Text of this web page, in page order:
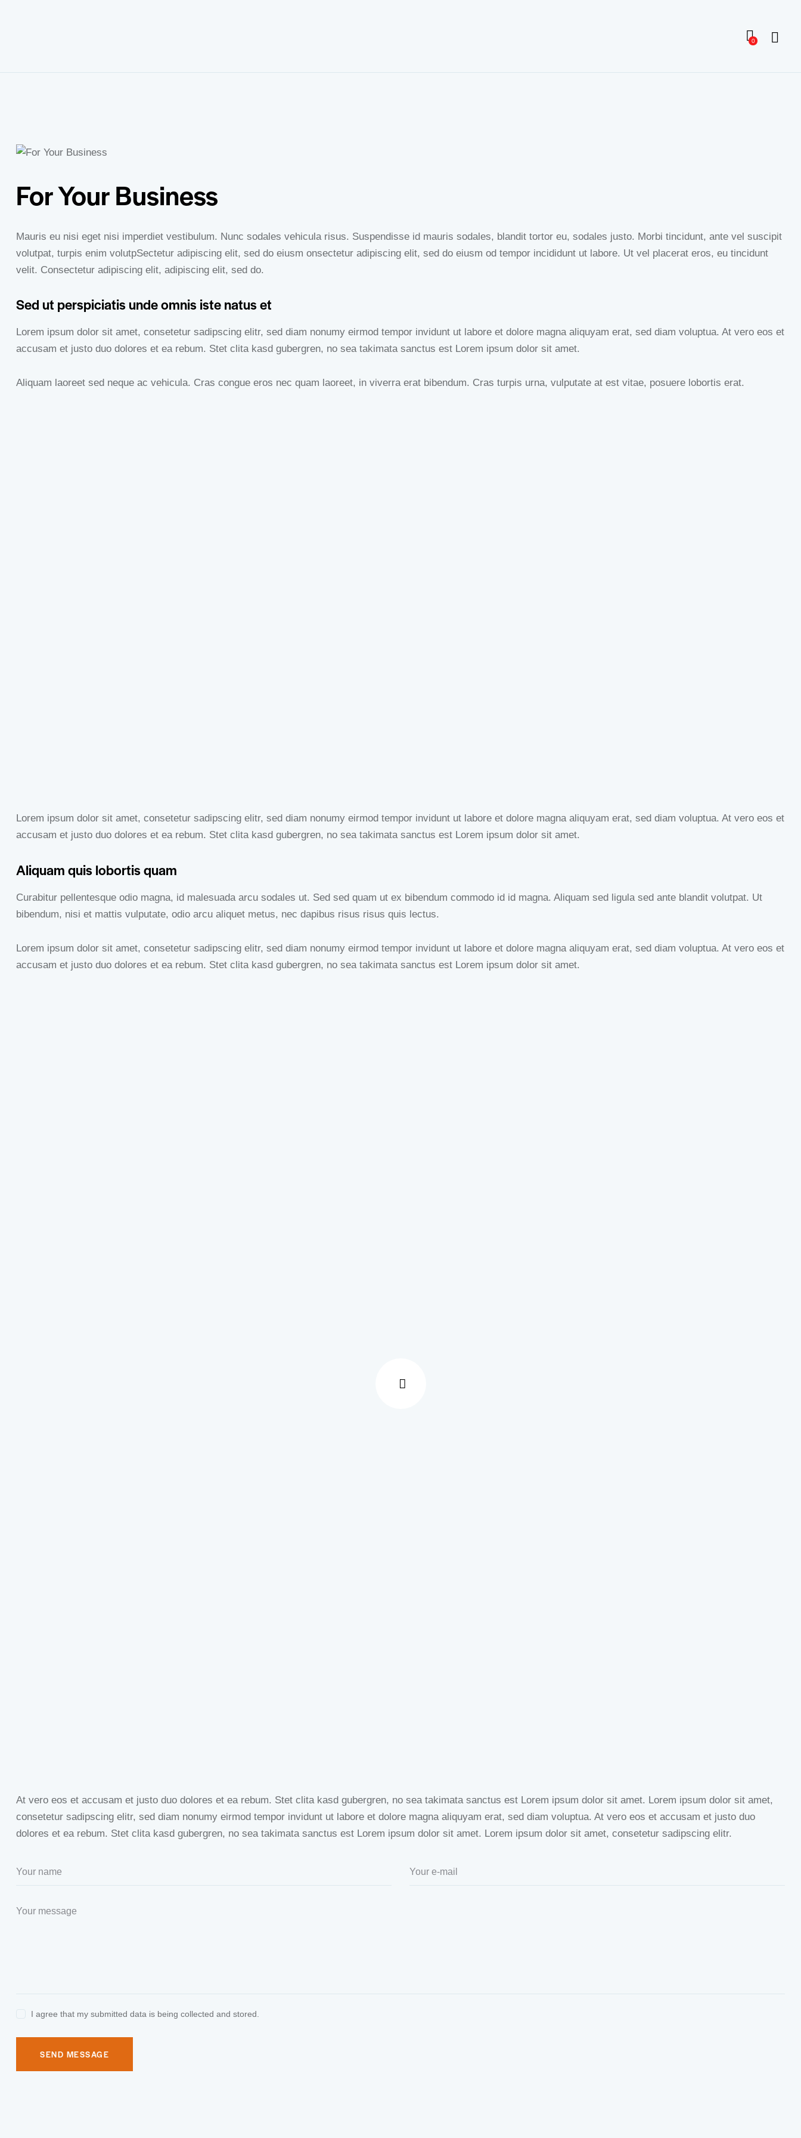
0
For Your Business
Mauris eu nisi eget nisi imperdiet vestibulum. Nunc sodales vehicula risus. Suspendisse id mauris sodales, blandit tortor eu, sodales justo. Morbi tincidunt, ante vel suscipit
volutpat, turpis enim volutpSectetur adipiscing elit, sed do eiusm onsectetur adipiscing elit, sed do eiusm od tempor incididunt ut labore. Ut vel placerat eros, eu tincidunt
velit. Consectetur adipiscing elit, adipiscing elit, sed do.
Sed ut perspiciatis unde omnis iste natus et
Lorem ipsum dolor sit amet, consetetur sadipscing elitr, sed diam nonumy eirmod tempor invidunt ut labore et dolore magna aliquyam erat, sed diam voluptua. At vero eos et
accusam et justo duo dolores et ea rebum. Stet clita kasd gubergren, no sea takimata sanctus est Lorem ipsum dolor sit amet.
Aliquam laoreet sed neque ac vehicula. Cras congue eros nec quam laoreet, in viverra erat bibendum. Cras turpis urna, vulputate at est vitae, posuere lobortis erat.
Lorem ipsum dolor sit amet, consetetur sadipscing elitr, sed diam nonumy eirmod tempor invidunt ut labore et dolore magna aliquyam erat, sed diam voluptua. At vero eos et
accusam et justo duo dolores et ea rebum. Stet clita kasd gubergren, no sea takimata sanctus est Lorem ipsum dolor sit amet.
Aliquam quis lobortis quam
Curabitur pellentesque odio magna, id malesuada arcu sodales ut. Sed sed quam ut ex bibendum commodo id id magna. Aliquam sed ligula sed ante blandit volutpat. Ut
bibendum, nisi et mattis vulputate, odio arcu aliquet metus, nec dapibus risus risus quis lectus.
Lorem ipsum dolor sit amet, consetetur sadipscing elitr, sed diam nonumy eirmod tempor invidunt ut labore et dolore magna aliquyam erat, sed diam voluptua. At vero eos et
accusam et justo duo dolores et ea rebum. Stet clita kasd gubergren, no sea takimata sanctus est Lorem ipsum dolor sit amet.
At vero eos et accusam et justo duo dolores et ea rebum. Stet clita kasd gubergren, no sea takimata sanctus est Lorem ipsum dolor sit amet. Lorem ipsum dolor sit amet,
consetetur sadipscing elitr, sed diam nonumy eirmod tempor invidunt ut labore et dolore magna aliquyam erat, sed diam voluptua. At vero eos et accusam et justo duo
dolores et ea rebum. Stet clita kasd gubergren, no sea takimata sanctus est Lorem ipsum dolor sit amet. Lorem ipsum dolor sit amet, consetetur sadipscing elitr.
I agree that my submitted data is being collected and stored.
SEND MESSAGE